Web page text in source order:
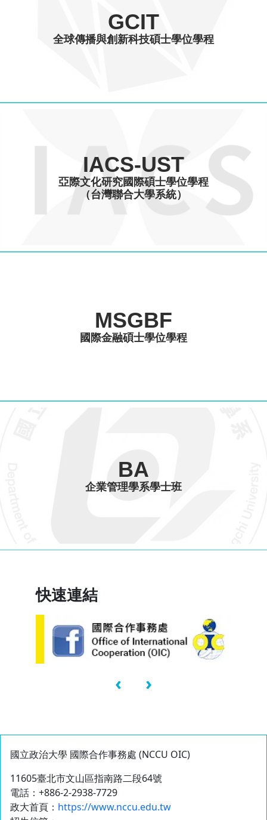
GCIT
全球傳播與創新科技碩士學位學程
IACS-UST
亞際文化研究國際碩士學位學程
（台灣聯合大學系統）
MSGBF
國際金融碩士學位學程
BA
企業管理學系學士班
快速連結
‹ ›
國立政治大學 國際合作事務處 (NCCU OIC)
11605臺北市文山區指南路二段64號
電話：+886-2-2938-7729
政大首頁： https://www.nccu.edu.tw